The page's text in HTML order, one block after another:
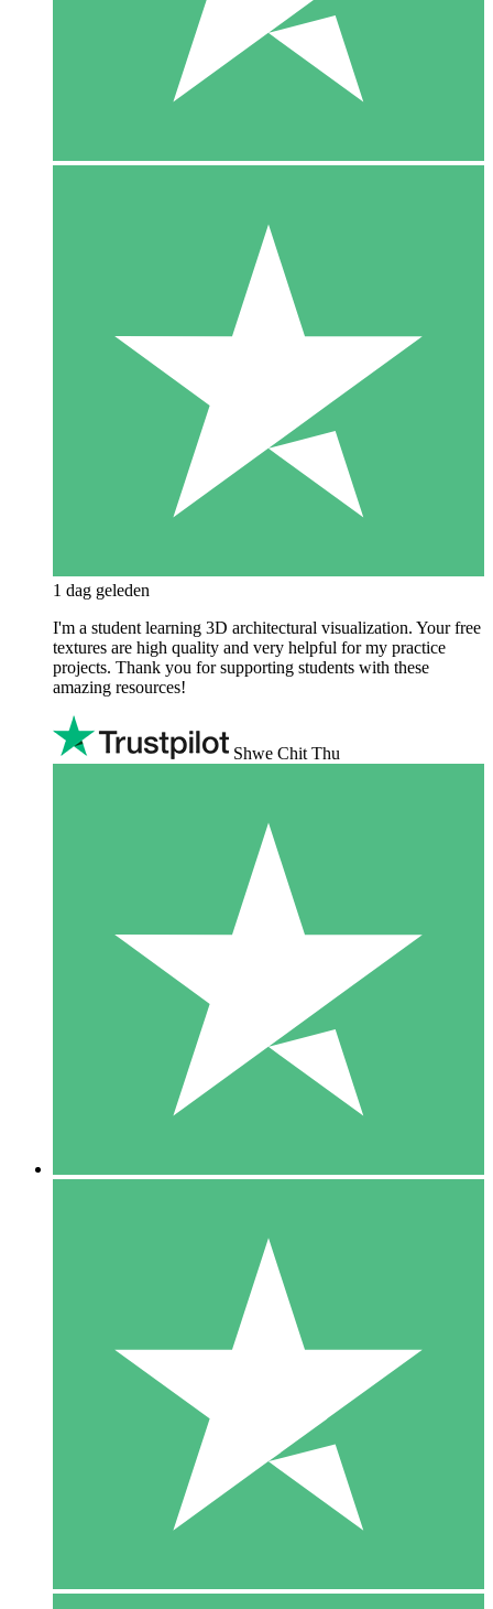
1 dag geleden
I'm a student learning 3D architectural visualization. Your free
textures are high quality and very helpful for my practice
projects. Thank you for supporting students with these
amazing resources!
Shwe Chit Thu